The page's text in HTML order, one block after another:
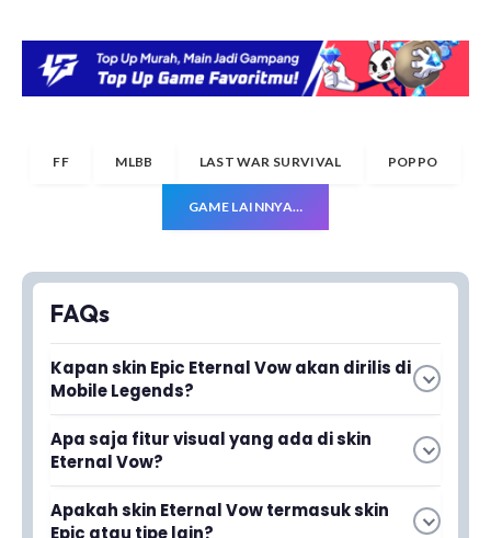
FF MLBB LAST WAR SURVIVAL POPPO
GAME LAINNYA…
FAQs
Kapan skin Epic Eternal Vow akan dirilis di
Mobile Legends?
Baca juga Kapan Event KOF Fase 2
2024 Dimulai? Cek Bocoran
Tanggalnya di Sini!
Apa saja fitur visual yang ada di skin
Eternal Vow?
Skin ini menampilkan animasi masuk yang
elegan, efek skill yang lebih hidup, dan visual
Apakah skin Eternal Vow termasuk skin
Epic atau tipe lain?